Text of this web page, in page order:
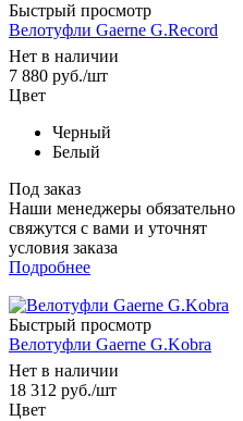
Быстрый просмотр
Велотуфли Gaerne G.Record
Нет в наличии
7 880 руб./шт
Цвет
Черный
Белый
Под заказ
Наши менеджеры обязательно
свяжутся с вами и уточнят
условия заказа
Подробнее
Быстрый просмотр
Велотуфли Gaerne G.Kobra
Нет в наличии
18 312 руб./шт
Цвет